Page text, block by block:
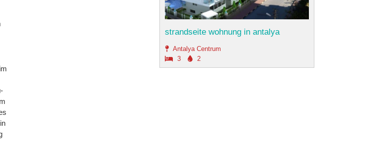
strandseite wohnung in antalya
Antalya Centrum
3
2